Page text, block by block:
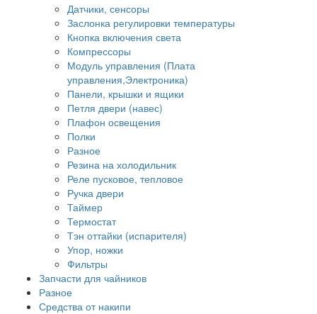
Датчики, сенсоры
Заслонка регулировки температуры
Кнопка включения света
Компрессоры
Модуль управления (Плата
управления,Электроника)
Панели, крышки и ящики
Петля двери (навес)
Плафон освещения
Полки
Разное
Резина на холодильник
Реле пусковое, тепловое
Ручка двери
Таймер
Термостат
Тэн оттайки (испарителя)
Упор, ножки
Фильтры
Запчасти для чайников
Разное
Средства от накипи